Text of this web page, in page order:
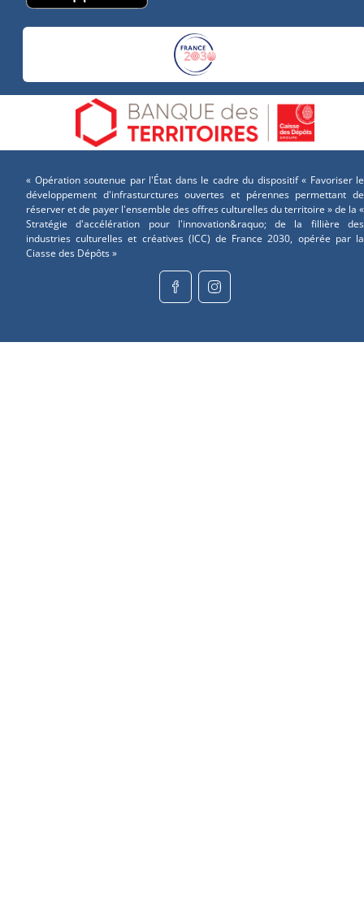
« Opération soutenue par l'État dans le cadre du dispositif « Favoriser le
développement d'infrasturctures ouvertes et pérennes permettant de
réserver et de payer l'ensemble des offres culturelles du territoire » de la «
Stratégie d'accélération pour l'innovation&raquo; de la fillière des
industries culturelles et créatives (ICC) de France 2030, opérée par la
Ciasse des Dépôts »